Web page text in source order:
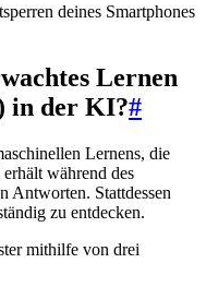
deines Smartphones
Lernen
in der KI?#
Lernens, die
während des
Antworten. Stattdessen
zu entdecken.
mithilfe von drei